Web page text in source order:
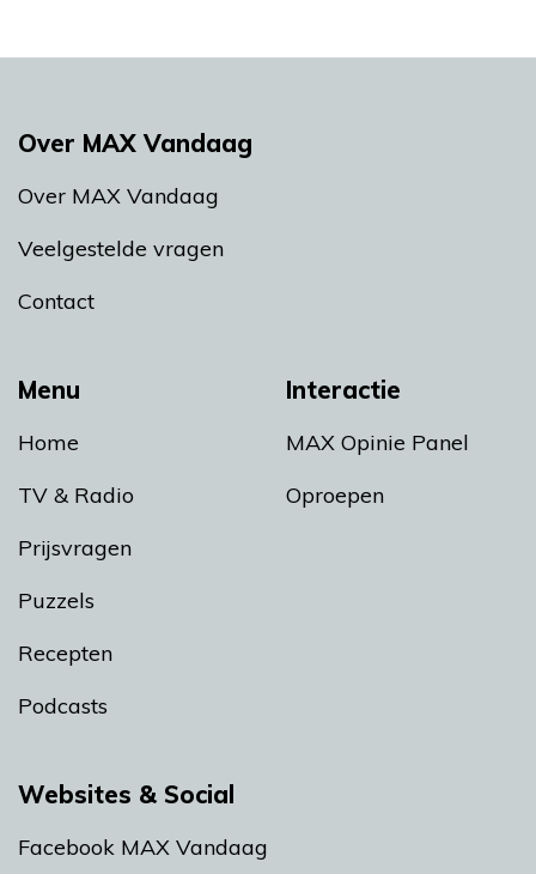
Menu
Home
TV & Radio
Prijsvragen
Puzzels
Recepten
Podcasts
Interactie
MAX Opinie Panel
Oproepen
Over MAX Vandaag
Over MAX Vandaag
Veelgestelde vragen
Contact
Websites & Social
Facebook MAX Vandaag